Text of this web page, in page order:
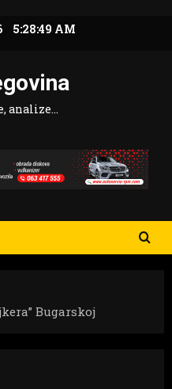
5:28:50 AM
analize…
Bugarskoj